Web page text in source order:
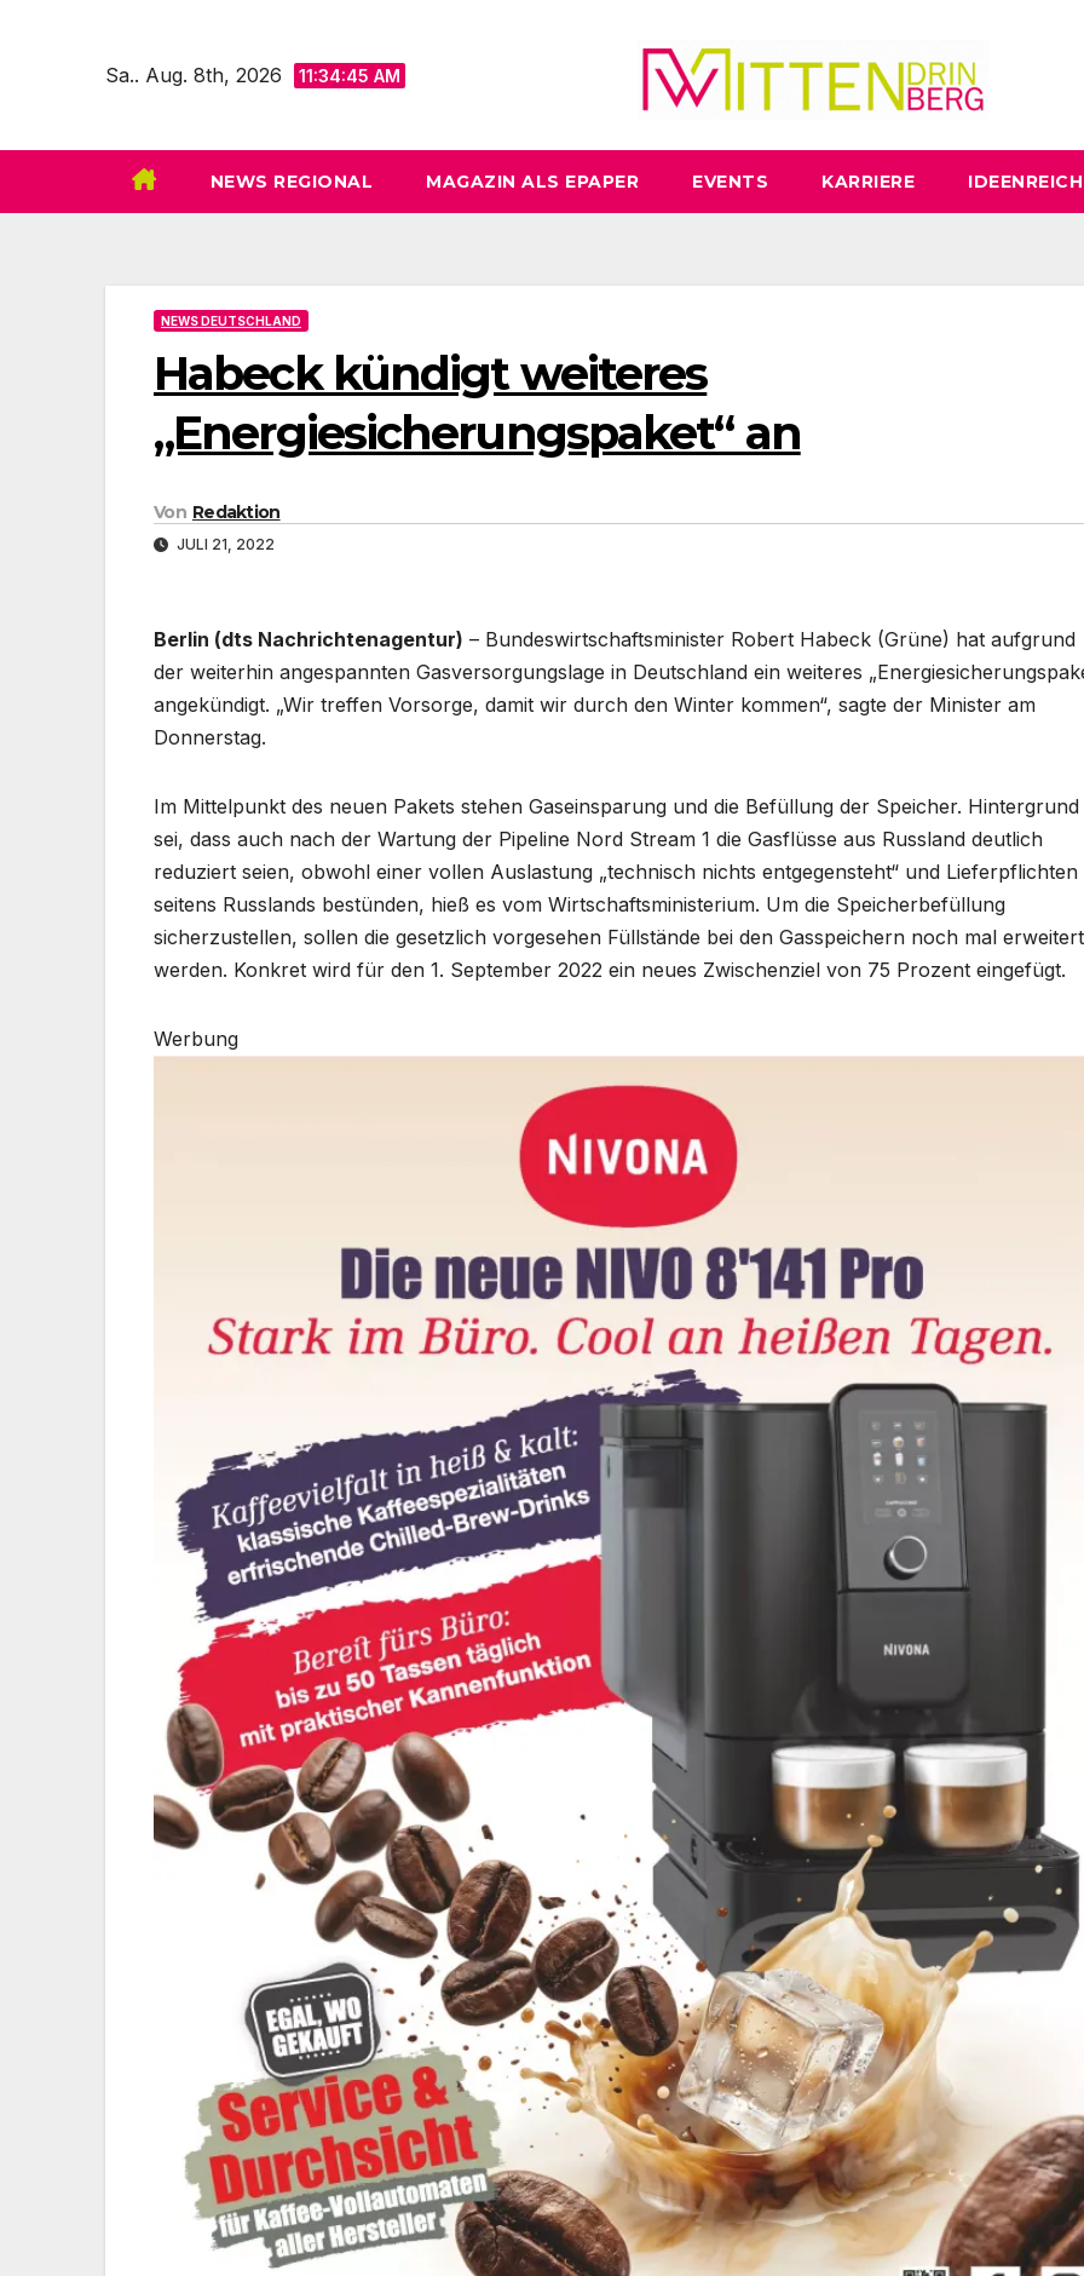
Sa.. Aug. 8th, 2026 11:34:46 AM
NEWS REGIONAL MAGAZIN ALS EPAPER EVENTS KARRIERE IDEENREICH
NEWS DEUTSCHLAND
Habeck kündigt weiteres
„Energiesicherungspaket“ an
Von Redaktion
JULI 21, 2022
Berlin (dts Nachrichtenagentur) – Bundeswirtschaftsminister Robert Habeck (Grüne) hat aufgrund
der weiterhin angespannten Gasversorgungslage in Deutschland ein weiteres
angekündigt. „Wir treffen Vorsorge, damit wir durch den Winter kommen“, sagte der Minister am
Donnerstag.
Im Mittelpunkt des neuen Pakets stehen Gaseinsparung und die Befüllung der Speicher. Hintergrund
sei, dass auch nach der Wartung der Pipeline Nord Stream 1 die Gasflüsse aus Russland deutlich
reduziert seien, obwohl einer vollen Auslastung „technisch nichts entgegensteht“ und Lieferpflichten
seitens Russlands bestünden, hieß es vom Wirtschaftsministerium. Um die Speicherbefüllung
sicherzustellen, sollen die gesetzlich vorgesehen Füllstände bei den Gasspeichern noch mal erweitert
werden. Konkret wird für den 1. September 2022 ein neues Zwischenziel von 75 Prozent eingefügt.
Werbung